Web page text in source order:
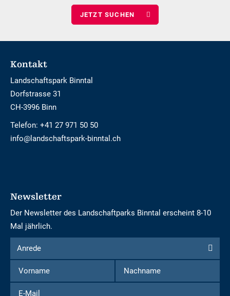
Footer
Kontakt
Landschaftspark Binntal
Dorfstrasse 31
CH-3996 Binn
Telefon: +41 27 971 50 50
info@landschaftspark-binntal.ch
Newsletter
Der Newsletter des Landschaftparks Binntal erscheint 8-10
Mal jährlich.
Formular
um
sich
für
Anrede
Anrede
Vorname
Nachname